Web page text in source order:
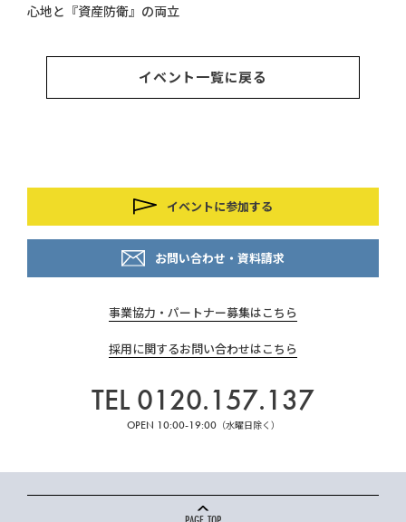
心地と『資産防衛』の両立
イベント一覧に戻る
イベントに参加する
お問い合わせ・資料請求
事業協力・パートナー募集はこちら
採用に関するお問い合わせはこちら
TEL 0120.157.137
OPEN 10:00-19:00（水曜日除く）